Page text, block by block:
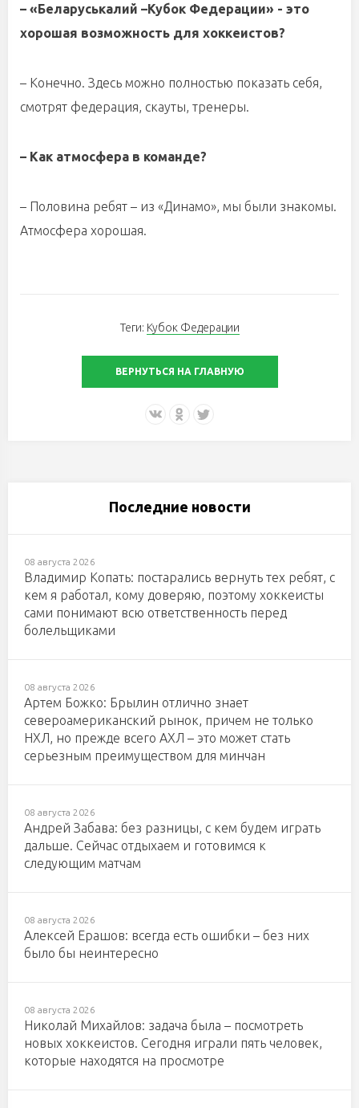
– «Беларуськалий –Кубок Федерации» - это
хорошая возможность для хоккеистов?
– Конечно. Здесь можно полностью показать себя,
смотрят федерация, скауты, тренеры.
– Как атмосфера в команде?
– Половина ребят – из «Динамо», мы были знакомы.
Атмосфера хорошая.
Теги: Кубок Федерации
ВЕРНУТЬСЯ НА ГЛАВНУЮ
Последние новости
08 августа 2026
Владимир Копать: постарались вернуть тех ребят, с
кем я работал, кому доверяю, поэтому хоккеисты
сами понимают всю ответственность перед
болельщиками
08 августа 2026
Артем Божко: Брылин отлично знает
североамериканский рынок, причем не только
НХЛ, но прежде всего АХЛ – это может стать
серьезным преимуществом для минчан
08 августа 2026
Андрей Забава: без разницы, с кем будем играть
дальше. Сейчас отдыхаем и готовимся к
следующим матчам
08 августа 2026
Алексей Ерашов: всегда есть ошибки – без них
было бы неинтересно
08 августа 2026
Николай Михайлов: задача была – посмотреть
новых хоккеистов. Сегодня играли пять человек,
которые находятся на просмотре